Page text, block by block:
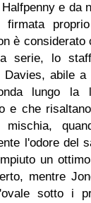
e da
firmata
è considerato
serie, lo
Davies, abile
lungo la
e che
mischia,
l'odore del
un
mentre
sotto i